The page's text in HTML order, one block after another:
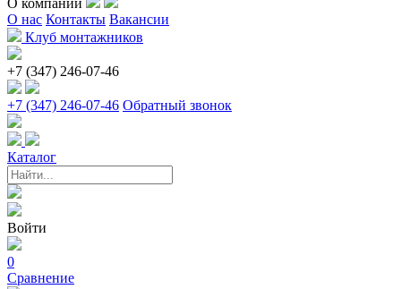
О компании
О нас Контакты Вакансии
Клуб монтажников
+7 (347) 246-07-46
+7 (347) 246-07-46 Обратный звонок
Каталог
Войти
0
Сравнение